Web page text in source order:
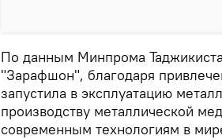
По данным Минпрома
"Зарафшон", благодаря
запустила в эксплуатацию
производству металлической
современным технологиям в